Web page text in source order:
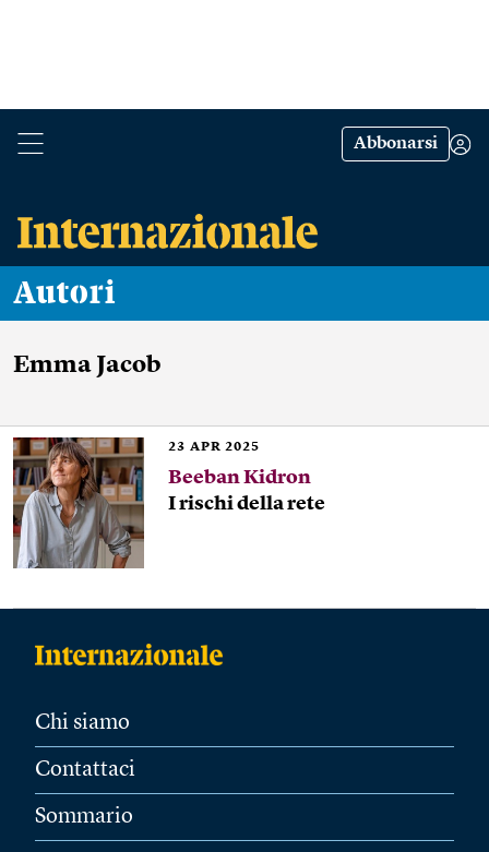
Abbonarsi
Autori
Emma Jacob
23 APR 2025
Beeban Kidron
I rischi della rete
Chi siamo
Contattaci
Sommario